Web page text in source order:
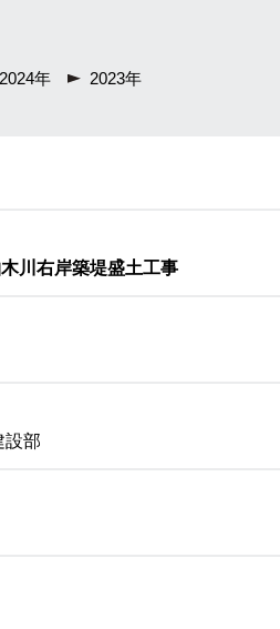
2024年 2023年
川右岸築堤盛土工事
設部